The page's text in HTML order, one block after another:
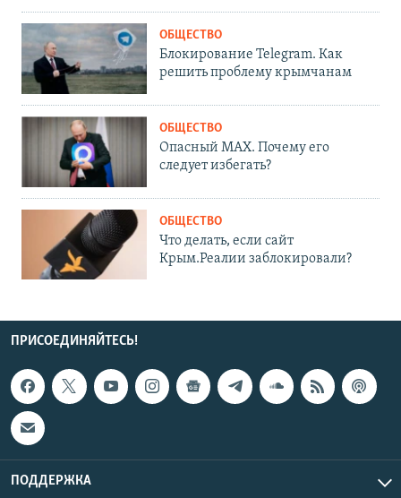
ОБЩЕСТВО
Блокирование Telegram. Как
решить проблему крымчанам
ОБЩЕСТВО
Опасный MAX. Почему его
следует избегать?
ОБЩЕСТВО
Что делать, если сайт
Крым.Реалии заблокировали?
ПРИСОЕДИНЯЙТЕСЬ!
ПОДДЕРЖКА